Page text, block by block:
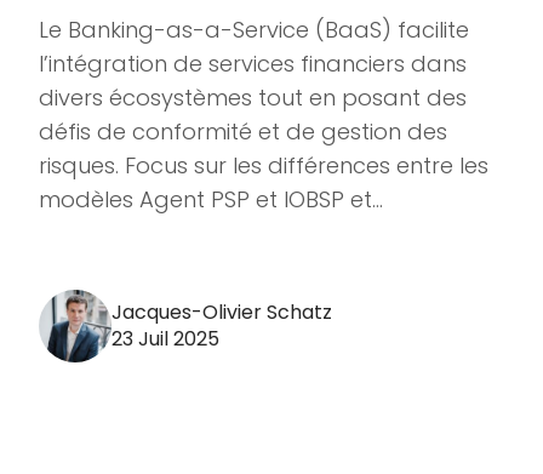
Le Banking-as-a-Service (BaaS) facilite
l’intégration de services financiers dans
divers écosystèmes tout en posant des
défis de conformité et de gestion des
risques. Focus sur les différences entre les
modèles Agent PSP et IOBSP et...
Jacques-Olivier Schatz
23 Juil 2025